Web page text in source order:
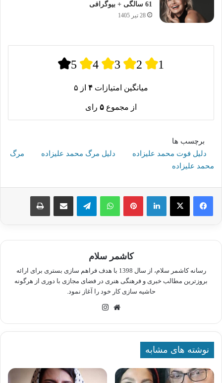
61 سالگی + بیوگرافی
28 تیر 1405
5 4 3 2 1
میانگین امتیازات ۴ از ۵
از مجموع ۵ رای
برچسب ها
دلیل فوت محمد علیزاده
دلیل مرگ محمد علیزاده
مرگ
محمد علیزاده
لینکدین پینترستواتس آپ تلگرام اشتراک گذاری از طریق ایمیل چاپ
کاشمر سلام
رسانه کاشمر سلام، از سال 1398 با هدف فراهم سازی بستری برای ارائه
بروزترین مطالب خبری و فرهنگی هنری در فضای مجازی با دوری از هرگونه
حاشیه سازی کار خود را آغاز نمود.
وبسایت
نوشته های مشابه